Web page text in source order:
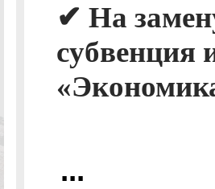
✔ На
субвенция
...